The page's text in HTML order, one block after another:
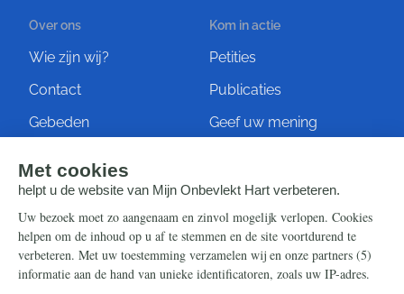
Over ons
Wie zijn wij?
Contact
Gebeden
Kom in actie
Petities
Publicaties
Geef uw mening
Steun ons
Nieuwsbrief
Eenmalig
Info
Contact
Ontvang onze Telegram-